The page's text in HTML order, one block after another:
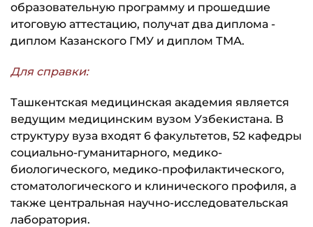
образовательную программу и прошедшие
итоговую аттестацию, получат два диплома -
диплом Казанского ГМУ и диплом ТМА.
Для справки:
Ташкентская медицинская академия является
ведущим медицинским вузом Узбекистана. В
структуру вуза входят 6 факультетов, 52 кафедры
социально-гуманитарного, медико-
биологического, медико-профилактического,
стоматологического и клинического профиля, а
также центральная научно-исследовательская
лаборатория.